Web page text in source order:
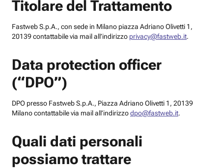
Titolare del Trattamento
Fastweb S.p.A., con sede in Milano piazza Adriano Olivetti 1,
20139 contattabile via mail all’indirizzo privacy@fastweb.it.
Data protection officer
(“DPO”)
DPO presso Fastweb S.p.A., Piazza Adriano Olivetti 1, 20139
Milano contattabile via mail all’indirizzodpo@fastweb.it.
Quali dati personali
possiamo trattare